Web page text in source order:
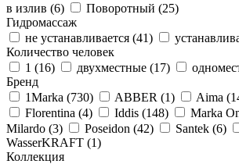
в излив (6) Поворотный (25)
Гидромассаж
не устанавливается (41)
Количество человек
1 (16) двухместные (17)
Бренд
1Marka (730) ABBER (1) Aima (
Florentina (4) Iddis (148) Marka
Milardo (3) Poseidon (42) Santek (6)
WasserKRAFT (1)
Коллекция